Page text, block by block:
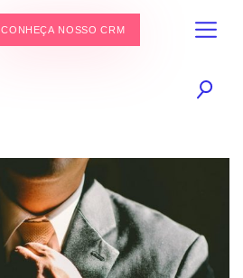
CONHEÇA NOSSO CRM